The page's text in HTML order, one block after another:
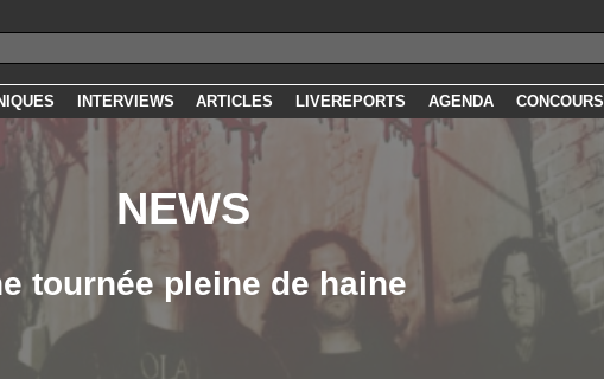
INTERVIEWS ARTICLES LIVEREPORTS AGENDA CONCOURS
NEWS
tournée pleine de haine